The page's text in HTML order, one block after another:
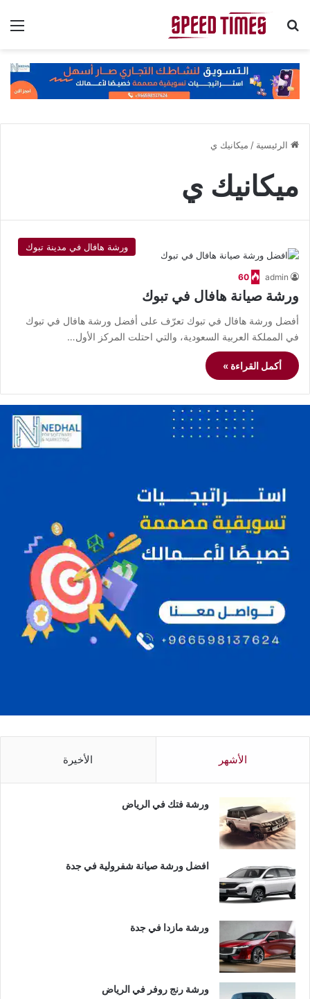
بحث عن
الرئيسية / ميكانيك ي
ميكانيك ي
ورشة هافال في مدينة تبوك
admin
60
ورشة صيانة هافال في تبوك
أفضل ورشة هافال في تبوك تعرّف على أفضل ورشة هافال في تبوك
في المملكة العربية السعودية، والتي احتلت المركز الأول…
أكمل القراءة »
الأشهر الأخيرة
ورشة فتك في الرياض
افضل ورشة صيانة شفرولية في جدة
ورشة مازدا في جدة
ورشة رنج روفر في الرياض